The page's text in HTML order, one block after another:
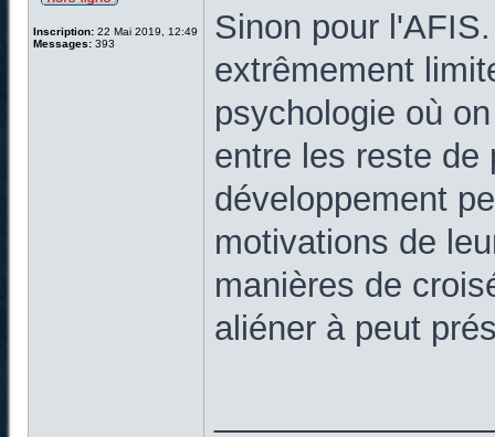
Inscription: 22 Mai 2019, 12:49
Messages: 393
Sinon pour
extrêmement
psychologie où
entre les reste de
développement
motivations de
manières de
aliéner à peut